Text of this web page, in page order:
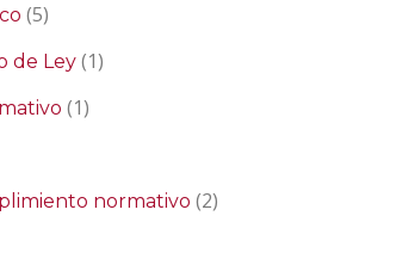
(5)
de Ley (1)
(1)
normativo (2)